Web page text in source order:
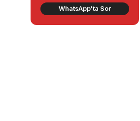
WhatsApp'ta Sor